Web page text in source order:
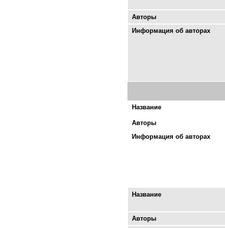
Авторы
Информация об авторах
Название
Авторы
Информация об авторах
Название
Авторы